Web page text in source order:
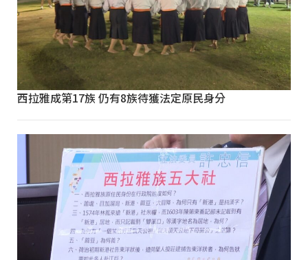
西拉雅成第17族 仍有8族待獲法定原民身分